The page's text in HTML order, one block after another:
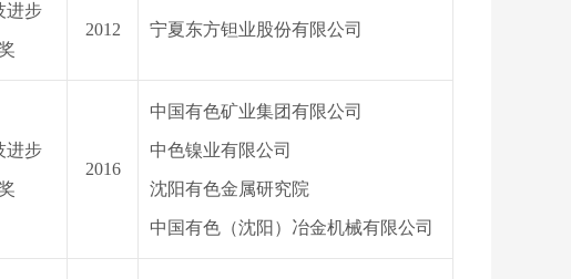
进步
2012 宁夏东方钽业股份有限公司
进步
2016
中国有色矿业集团有限公司
中色镍业有限公司
沈阳有色金属研究院
中国有色（沈阳）冶金机械有限公司